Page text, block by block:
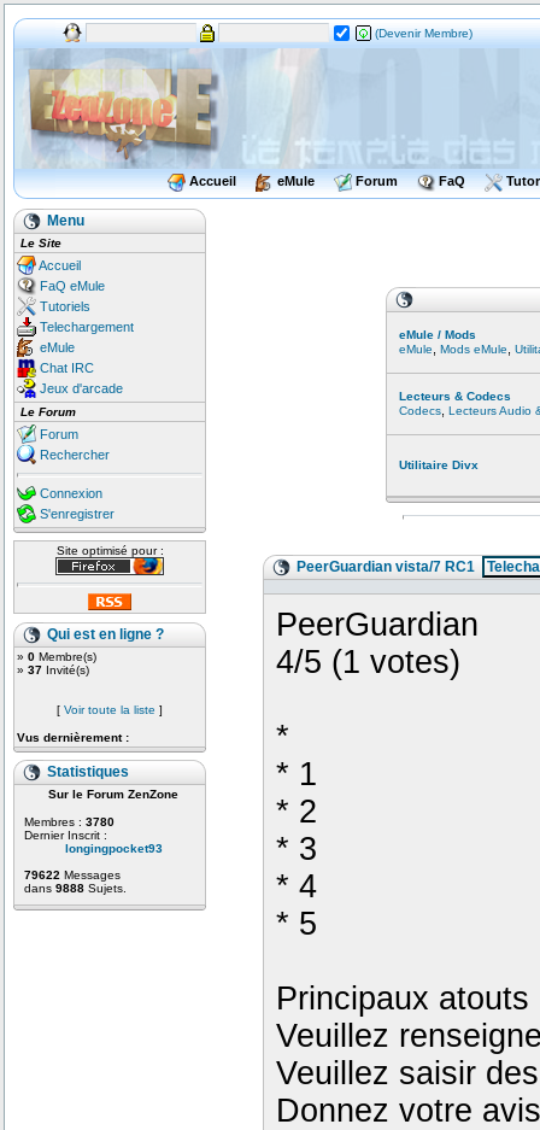
(Devenir Membre)
Accueil eMule Forum FaQ
Menu
Le Site
Accueil
FaQ eMule
Tutoriels
Telechargement
eMule
Chat IRC
Jeux d'arcade
Le Forum
Forum
Rechercher
Connexion
S'enregistrer
Site optimisé pour :
Qui est en ligne ?
» 0 Membre(s)
» 37 Invité(s)
[ Voir toute la liste ]
Vus dernièrement :
Statistiques
Sur le Forum ZenZone
Membres : 3780
Dernier Inscrit :
longingpocket93
79622 Messages
dans 9888 Sujets.
eMule / Mods
eMule
Mods eMule
Lecteurs & Codecs
Codecs Lecteurs Audio
Utilitaire Divx
PeerGuardian vista/7 RC1
PeerGuardian
4/5 (1 votes)
*
* 1
* 2
* 3
* 4
* 5
Principaux
Veuillez
Veuillez saisir
Donnez votre avis